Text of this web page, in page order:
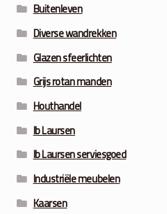
Buitenleven
Diverse wandrekken
Glazen sfeerlichten
Grijs rotan manden
Houthandel
Ib Laursen
Ib Laursen serviesgoed
Industriële meubelen
Kaarsen